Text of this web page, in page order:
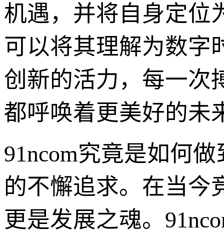
机遇，并将自身定位
可以将其理解为数字
创新的活力，每一次
都呼唤着更美好的未
91ncom究竟是如何
的不懈追求。在当今
更是发展之魂。